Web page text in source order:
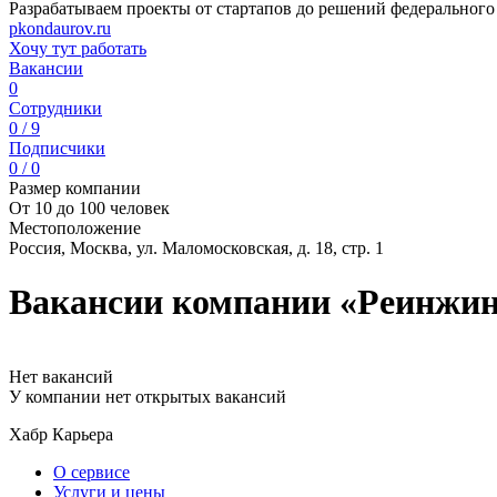
Разрабатываем проекты от стартапов до решений
pkondaurov.ru
Хочу тут работать
Вакансии
0
Сотрудники
0 / 9
Подписчики
0 / 0
Размер компании
От 10 до 100 человек
Местоположение
Россия, Москва, ул. Маломосковская, д. 18, стр. 1
Вакансии компании
Нет вакансий
У компании нет открытых вакансий
Хабр Карьера
О сервисе
Услуги и цены